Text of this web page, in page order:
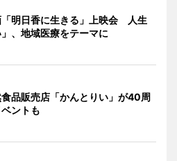
「明日香に生きる」上映会 人生
、地域医療をテーマに
品販売店「かんとりい」が40周
ントも